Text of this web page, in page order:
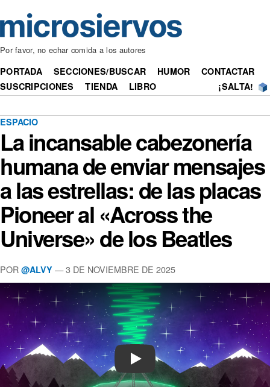
Por favor, no echar comida a los autores
PORTADA SECCIONES/BUSCAR HUMOR
CONTACTAR
SUSCRIPCIONES
TIENDA LIBRO ¡SALTA!
ESPACIO
La incansable cabezonería
humana de enviar mensajes
a las estrellas: de las placas
Pioneer al «Across the
Universe» de los Beatles
POR @ALVY — 3 DE NOVIEMBRE DE 2025
Play